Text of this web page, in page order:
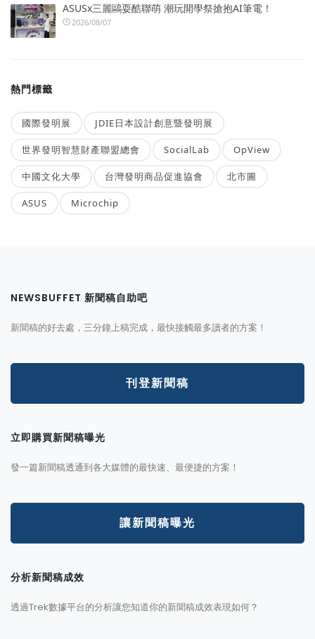
ASUSx三麗鷗耍酷聯萌 潮玩開學祭搶抱AI筆電！
2026/08/07
熱門標籤
國際發明展 JDIE日本設計創意暨發明展
世界發明智慧財產聯盟總會 SocialLab OpView
中國文化大學 台灣發明商品促進協會 北市圖
ASUS Microchip
NEWSBUFFET 新聞稿自助吧
新聞稿的好去處，三分鐘上稿完成，最快接觸最多讀者的方案！
刊登新聞稿
立即購買新聞稿曝光
發一篇新聞稿透通到各大媒體的最快速、最便捷的方案！
讓新聞稿曝光
分析新聞稿成效
透過Trek數據平台的分析讓您知道你的新聞稿成效表現如何？